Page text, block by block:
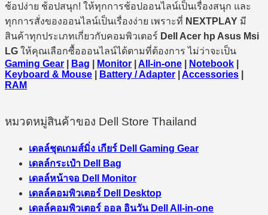
ช้อปง่าย ช้อปสนุก! ให้ทุกการช้อปออนไลน์เป็นเรื่องสนุก และ
ทุกการสั่งของออนไลน์เป็นเรื่องง่าย เพราะที่ NEXTPLAY มี
สินค้าทุกประเภทเกี่ยวกับคอมพิวเตอร์ Dell Acer hp Asus Msi
LG ให้คุณเลือกซื้อออนไลน์ได้ตามที่ต้องการ ไม่ว่าจะเป็น
Gaming Gear
Bag Monitor All-in-one Notebook
Keyboard & Mouse
Battery / Adapter Accessories
RAM
หมวดหมู่สินค้าของ Dell Store Thailand
เดลล์ชุดเกมส์มิ่ง เกียร์ Dell Gaming Gear
เดลล์กระเป๋า Dell Bag
เดลล์หน้าจอ Dell Monitor
เดลล์คอมพิวเตอร์ Dell Desktop
เดลล์คอมพิวเตอร์ ออล อินวัน Dell All-in-one